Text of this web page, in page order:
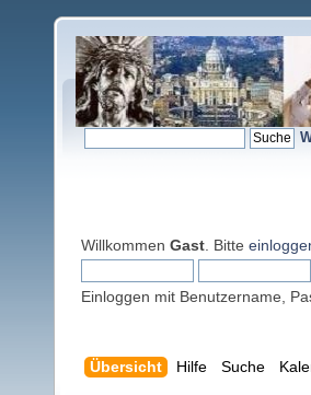
Willkommen Gast . Bitte
Einloggen mit Benutzername,
Übersicht Hilfe Suche